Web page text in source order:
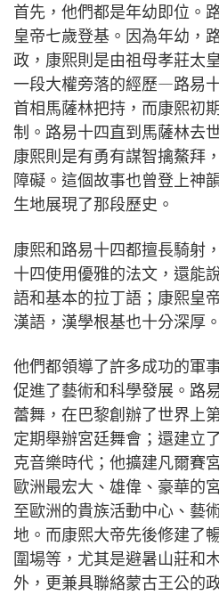
首先，他們都是年幼即位。
皇帝七歲登基。因為年幼，
政，康熙則是由祖母孝莊太
一段大權旁落的經歷—路易
首相馬薩林把持，而康熙初
制。路易十四直到馬薩林去
康熙則是有勇有謀智擒鰲拜
障礙。這個故事也曾登上神
生地展現了那段歷史。
康熙和路易十四都擅長騎射
十四使用優雅的法文，還能
語和基本的拉丁語；康熙皇
漢語，漢學根基也十分深厚。
他們都領導了許多成功的軍
促進了藝術和科學發展。路
蕾舞，在巴黎創辦了世界上
定期舉辦宮廷舞會；還建立
克音樂時代；他擴建凡爾賽
歐洲最宏大、雄偉、豪華的
至歐洲的貴族活動中心、藝
地。而康熙大帝先後修建了
圍場等，尤其是避暑山莊和
外，更兼具聯絡蒙古王公的